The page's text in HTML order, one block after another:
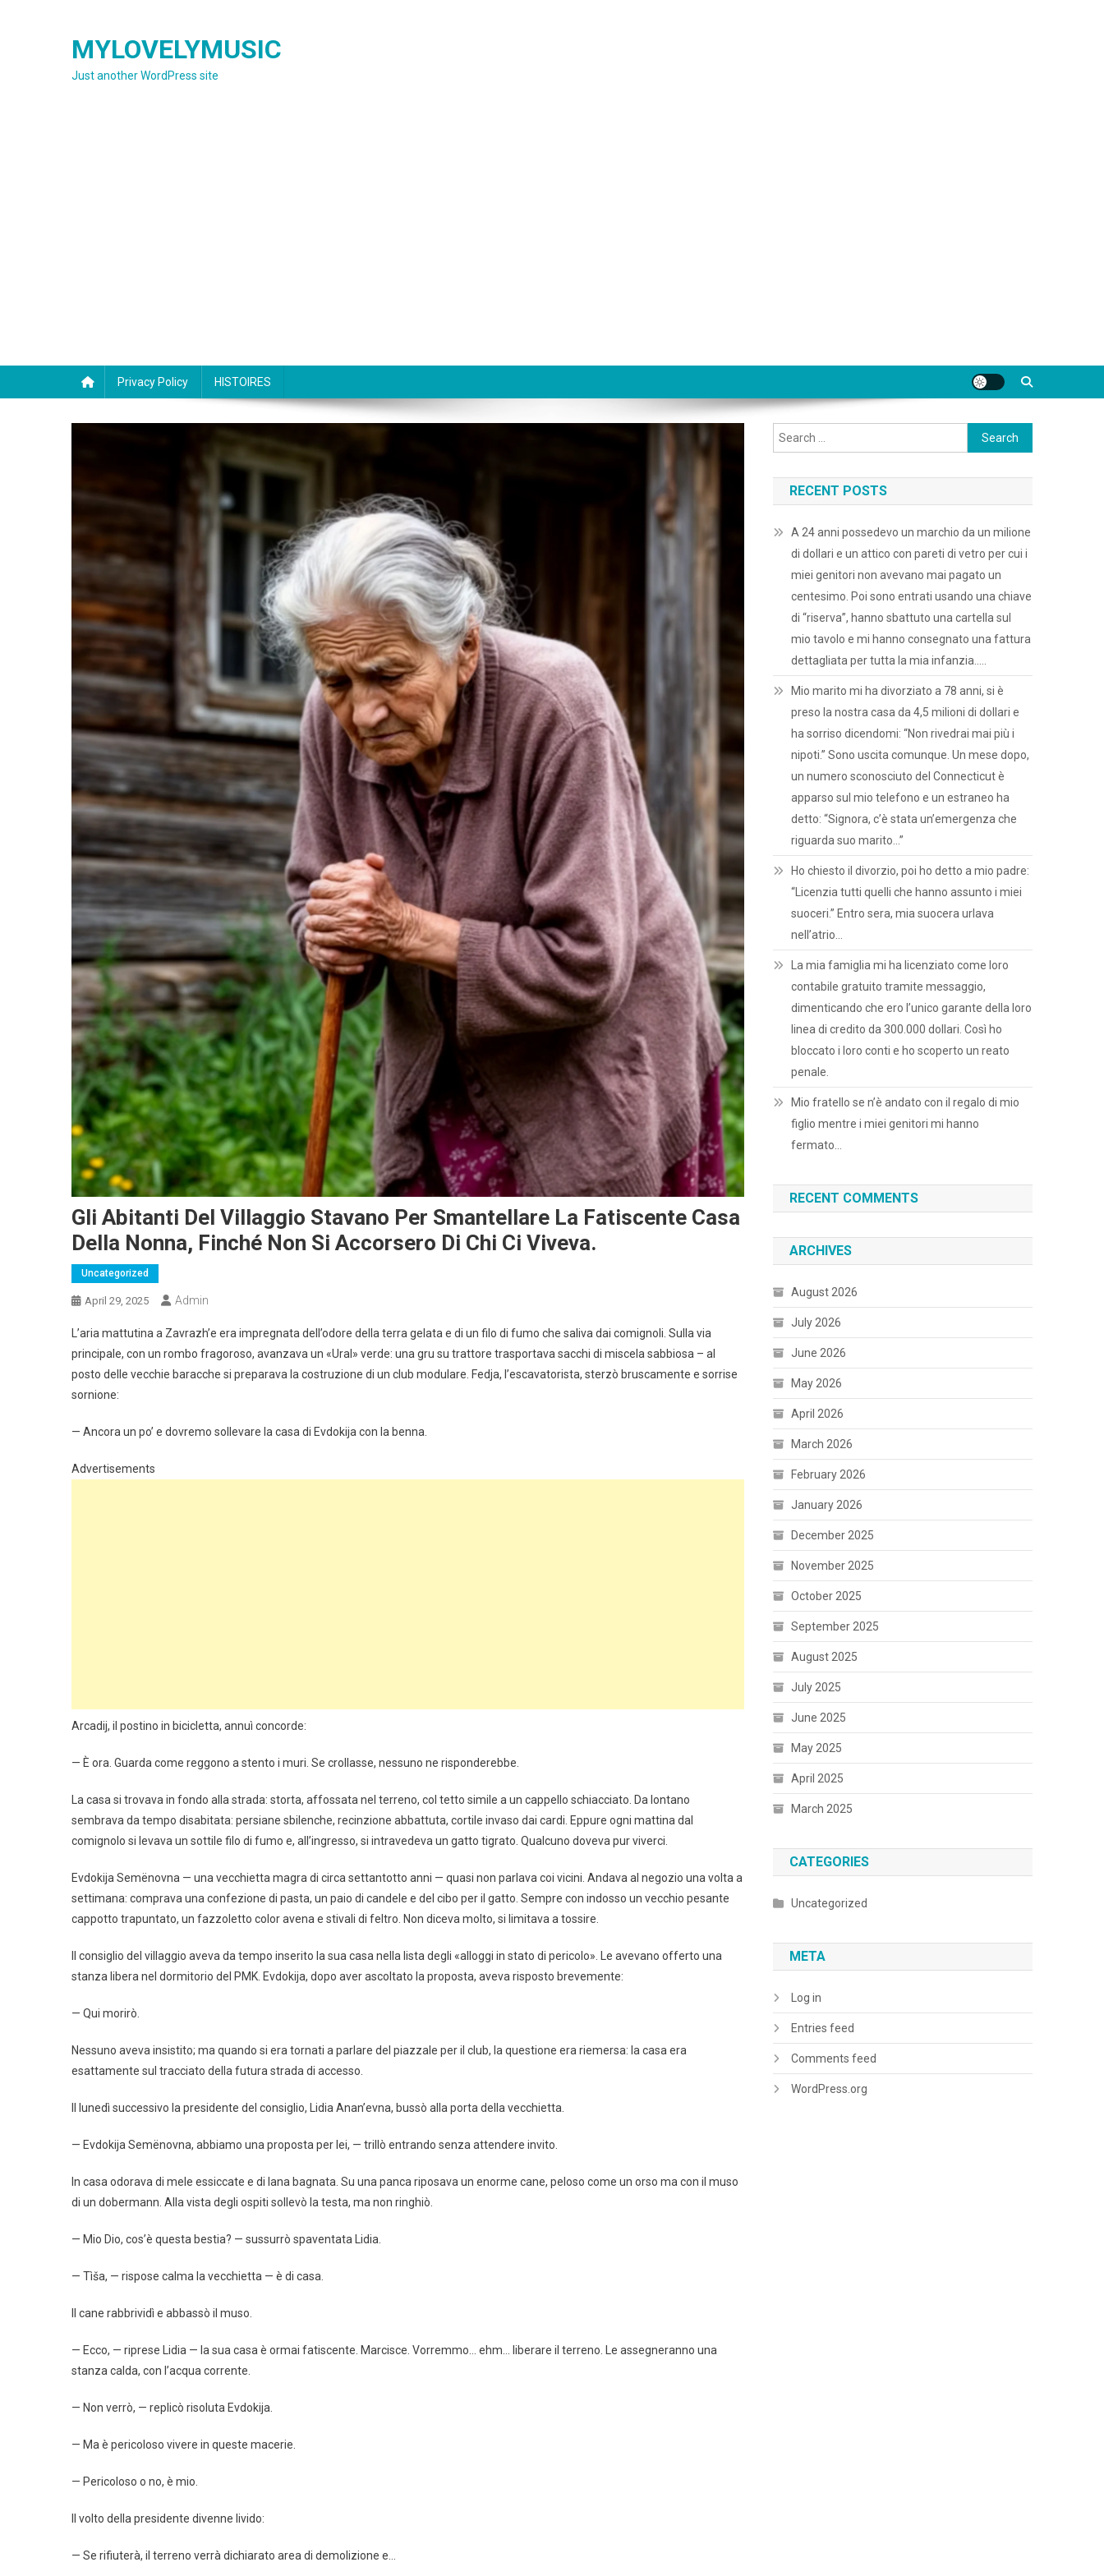
MYLOVELYMUSIC
Just another WordPress site
Privacy Policy HISTOIRES
Gli Abitanti Del Villaggio Stavano Per Smantellare La Fatiscente Casa
Della Nonna, Finché Non Si Accorsero Di Chi Ci Viveva.
Uncategorized
April 29, 2025 Admin
L’aria mattutina a Zavrazh’e era impregnata dell’odore della terra gelata e di un filo di fumo che saliva dai comignoli. Sulla via
principale, con un rombo fragoroso, avanzava un «Ural» verde: una gru su trattore trasportava sacchi di miscela sabbiosa – al
posto delle vecchie baracche si preparava la costruzione di un club modulare. Fedja, l’escavatorista, sterzò bruscamente e sorrise
sornione:
— Ancora un po’ e dovremo sollevare la casa di Evdokija con la benna.
Advertisements
Arcadij, il postino in bicicletta, annuì concorde:
— È ora. Guarda come reggono a stento i muri. Se crollasse, nessuno ne risponderebbe.
La casa si trovava in fondo alla strada: storta, affossata nel terreno, col tetto simile a un cappello schiacciato. Da lontano
sembrava da tempo disabitata: persiane sbilenche, recinzione abbattuta, cortile invaso dai cardi. Eppure ogni mattina dal
comignolo si levava un sottile filo di fumo e, all’ingresso, si intravedeva un gatto tigrato. Qualcuno doveva pur viverci.
Evdokija Semënovna — una vecchietta magra di circa settantotto anni — quasi non parlava coi vicini. Andava al negozio una volta a
settimana: comprava una confezione di pasta, un paio di candele e del cibo per il gatto. Sempre con indosso un vecchio pesante
cappotto trapuntato, un fazzoletto color avena e stivali di feltro. Non diceva molto, si limitava a tossire.
Il consiglio del villaggio aveva da tempo inserito la sua casa nella lista degli «alloggi in stato di pericolo». Le avevano offerto una
stanza libera nel dormitorio del PMK. Evdokija, dopo aver ascoltato la proposta, aveva risposto brevemente:
— Qui morirò.
Nessuno aveva insistito; ma quando si era tornati a parlare del piazzale per il club, la questione era riemersa: la casa era
esattamente sul tracciato della futura strada di accesso.
Il lunedì successivo la presidente del consiglio, Lidia Anan’evna, bussò alla porta della vecchietta.
— Evdokija Semënovna, abbiamo una proposta per lei, — trillò entrando senza attendere invito.
In casa odorava di mele essiccate e di lana bagnata. Su una panca riposava un enorme cane, peloso come un orso ma con il muso
di un dobermann. Alla vista degli ospiti sollevò la testa, ma non ringhiò.
— Mio Dio, cos’è questa bestia? — sussurrò spaventata Lidia.
— Tìša, — rispose calma la vecchietta — è di casa.
Il cane rabbrividì e abbassò il muso.
— Ecco, — riprese Lidia — la sua casa è ormai fatiscente. Marcisce. Vorremmo… ehm… liberare il terreno. Le assegneranno una
stanza calda, con l’acqua corrente.
— Non verrò, — replicò risoluta Evdokija.
— Ma è pericoloso vivere in queste macerie.
— Pericoloso o no, è mio.
Il volto della presidente divenne livido:
— Se rifiuterà, il terreno verrà dichiarato area di demolizione e…
Search
for:
RECENT POSTS
A 24 anni possedevo un marchio da un milione
di dollari e un attico con pareti di vetro per cui i
miei genitori non avevano mai pagato un
centesimo. Poi sono entrati usando una chiave
di “riserva”, hanno sbattuto una cartella sul
mio tavolo e mi hanno consegnato una fattura
dettagliata per tutta la mia infanzia…..
Mio marito mi ha divorziato a 78 anni, si è
preso la nostra casa da 4,5 milioni di dollari e
ha sorriso dicendomi: “Non rivedrai mai più i
nipoti.” Sono uscita comunque. Un mese dopo,
un numero sconosciuto del Connecticut è
apparso sul mio telefono e un estraneo ha
detto: “Signora, c’è stata un’emergenza che
riguarda suo marito…”
Ho chiesto il divorzio, poi ho detto a mio padre:
“Licenzia tutti quelli che hanno assunto i miei
suoceri.” Entro sera, mia suocera urlava
nell’atrio…
La mia famiglia mi ha licenziato come loro
contabile gratuito tramite messaggio,
dimenticando che ero l’unico garante della loro
linea di credito da 300.000 dollari. Così ho
bloccato i loro conti e ho scoperto un reato
penale.
Mio fratello se n’è andato con il regalo di mio
figlio mentre i miei genitori mi hanno
fermato…
RECENT COMMENTS
ARCHIVES
August 2026
July 2026
June 2026
May 2026
April 2026
March 2026
February 2026
January 2026
December 2025
November 2025
October 2025
September 2025
August 2025
July 2025
June 2025
May 2025
April 2025
March 2025
CATEGORIES
Uncategorized
META
Log in
Entries feed
Comments feed
WordPress.org